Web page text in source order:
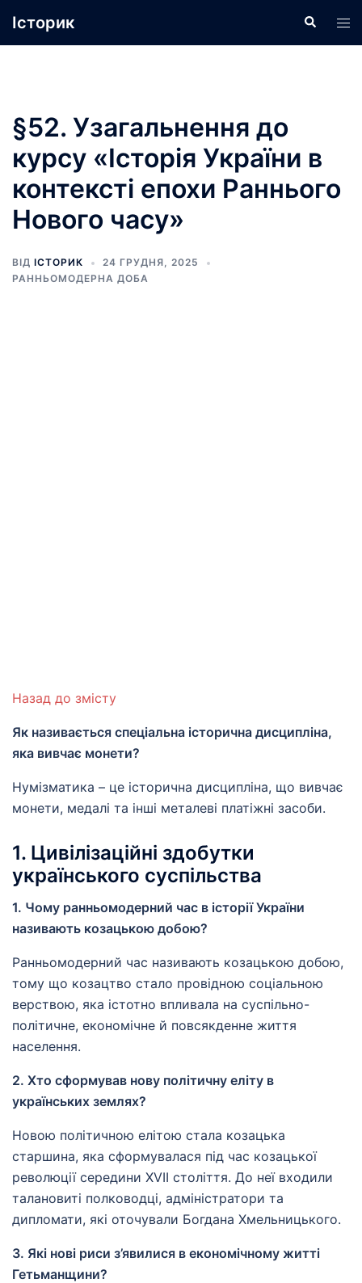
доІсторик Пошук
§52. Узагальнення до
курсу «Історія України в
контексті епохи Раннього
Нового часу»
ВІД ІСТОРИК
24 ГРУДНЯ, 2025
РАННЬОМОДЕРНА ДОБА
Назад до змісту
Як називається спеціальна історична дисципліна,
яка вивчає монети?
Нумізматика – це історична дисципліна, що вивчає
монети, медалі та інші металеві платіжні засоби.
1. Цивілізаційні здобутки
українського суспільства
1. Чому ранньомодерний час в історії України
називають козацькою добою?
Ранньомодерний час називають козацькою добою,
тому що козацтво стало провідною соціальною
верствою, яка істотно впливала на суспільно-
політичне, економічне й повсякденне життя
населення.
2. Хто сформував нову політичну еліту в
українських землях?
Новою політичною елітою стала козацька
старшина, яка сформувалася під час козацької
революції середини XVII століття. До неї входили
талановиті полководці, адміністратори та
дипломати, які оточували Богдана Хмельницького.
3. Які нові риси з’явилися в економічному житті
Гетьманщини?